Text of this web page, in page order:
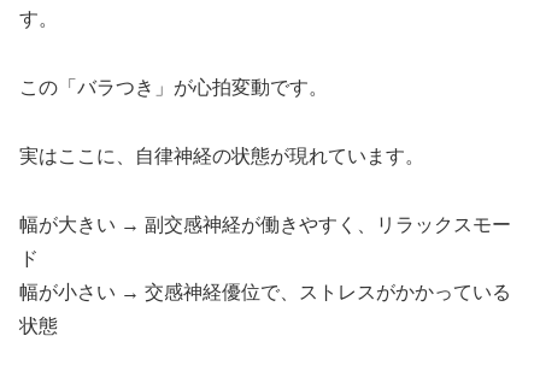
す。
この「バラつき」が心拍変動です。
実はここに、自律神経の状態が現れています。
幅が大きい → 副交感神経が働きやすく、リラックスモー
ド
幅が小さい → 交感神経優位で、ストレスがかかっている
状態